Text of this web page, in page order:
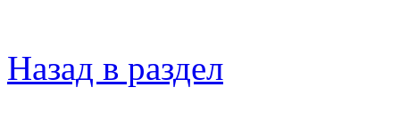
Назад в раздел